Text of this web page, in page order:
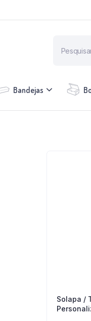
Bandejas
Solapa /